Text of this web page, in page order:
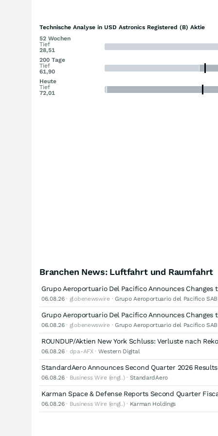
Technische Analyse in USD Astronics Registered (B) Aktie
52 Wochen
Tief
28,51
200 Tage
Tief
61,90
Heute
Tief
72,01
Branchen News: Luftfahrt und Raumfahrt
Grupo Aeroportuario Del Pacifico Announces Changes
06.08.26· globenewswire · Grupo Aeroportuario del Pacifico
Grupo Aeroportuario Del Pacifico Announces Changes
06.08.26· globenewswire · Grupo Aeroportuario del Pacifico
ROUNDUP/Aktien New York Schluss: Verluste nach
06.08.26· dpa-AFX · Western Digital
StandardAero Announces Second Quarter 2026 Results
06.08.26· Business Wire (engl.) · StandardAero
Karman Space & Defense Reports Second Quarter
06.08.26· Business Wire (engl.) · Karman Holdings